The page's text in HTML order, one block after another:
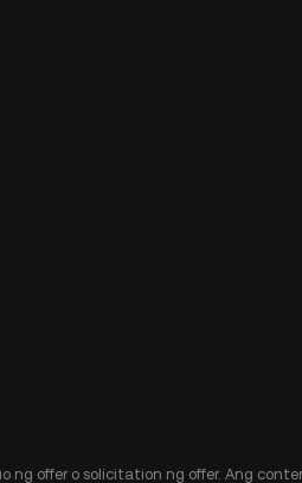
offer o solicitation ng offer. Ang